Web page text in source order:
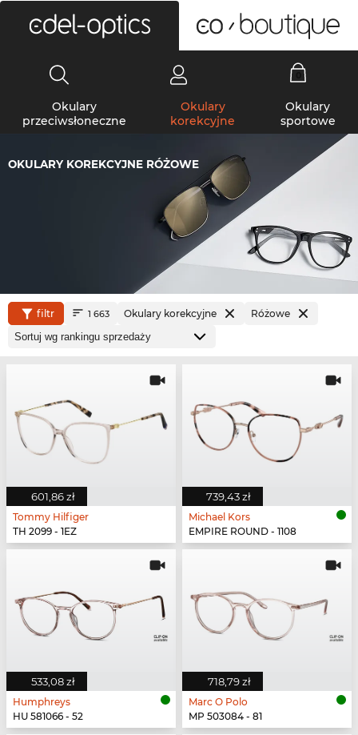
Okulary
przeciwsłoneczne
Okulary
korekcyjne
Okulary
sportowe
OKULARY KOREKCYJNE RÓŻOWE
filtr 1 663 Okulary korekcyjne Różowe
601,86 zł
Tommy Hilfiger
TH 2099 - 1EZ
739,43 zł
Michael Kors
EMPIRE ROUND - 1108
533,08 zł
Humphreys
HU 581066 - 52
718,79 zł
Marc O Polo
MP 503084 - 81